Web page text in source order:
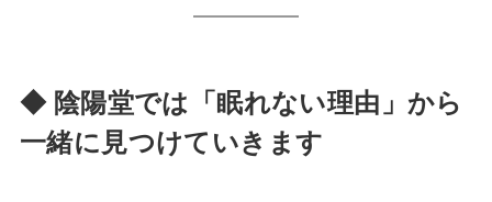
◆ 陰陽堂では「眠れない理由」から
一緒に見つけていきます